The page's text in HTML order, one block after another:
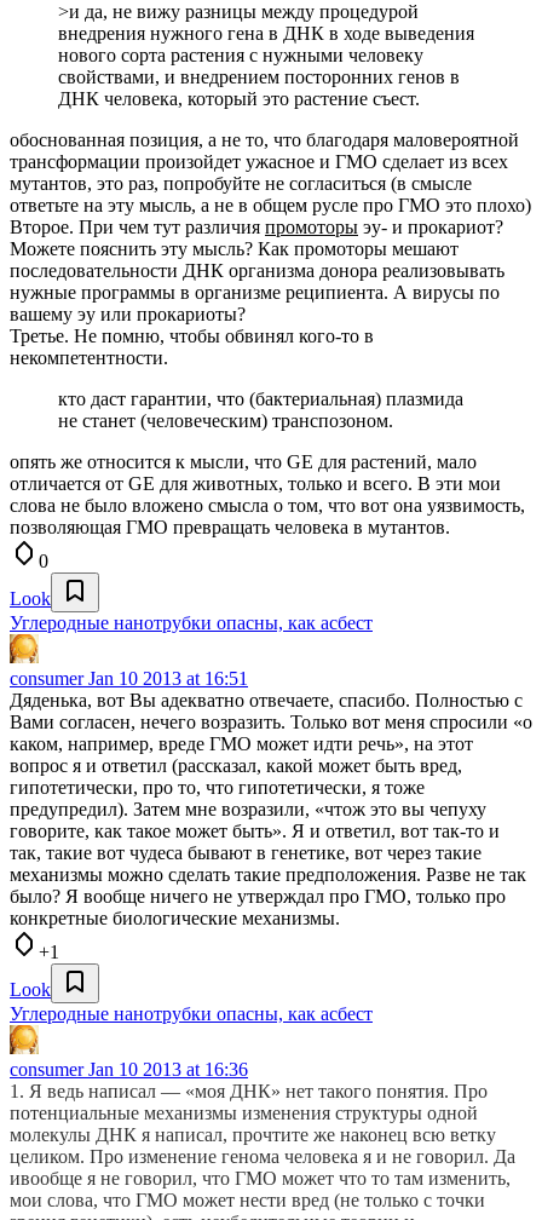
>и да, не вижу разницы между процедурой
внедрения нужного гена в ДНК в ходе выведения
нового сорта растения с нужными человеку
свойствами, и внедрением посторонних генов в
ДНК человека, который это растение съест.
обоснованная позиция, а не то, что благодаря маловероятной
трансформации произойдет ужасное и ГМО сделает из всех
мутантов, это раз, попробуйте не согласиться (в смысле
ответьте на эту мысль, а не в общем русле про ГМО это плохо)
Второе. При чем тут различия промоторы эу- и прокариот?
Можете пояснить эту мысль? Как промоторы мешают
последовательности ДНК организма донора реализовывать
нужные программы в организме реципиента. А вирусы по
вашему эу или прокариоты?
Третье. Не помню, чтобы обвинял кого-то в
некомпетентности.
кто даст гарантии, что (бактериальная) плазмида
не станет (человеческим) транспозоном.
опять же относится к мысли, что GE для растений, мало
отличается от GE для животных, только и всего. В эти мои
слова не было вложено смысла о том, что вот она уязвимость,
позволяющая ГМО превращать человека в мутантов.
0
Look
Углеродные нанотрубки опасны, как асбест
consumerJan 10 2013 at 16:51
Дяденька, вот Вы адекватно отвечаете, спасибо. Полностью с
Вами согласен, нечего возразить. Только вот меня спросили «о
каком, например, вреде ГМО может идти речь», на этот
вопрос я и ответил (рассказал, какой может быть вред,
гипотетически, про то, что гипотетически, я тоже
предупредил). Затем мне возразили, «чтож это вы чепуху
говорите, как такое может быть». Я и ответил, вот так-то и
так, такие вот чудеса бывают в генетике, вот через такие
механизмы можно сделать такие предположения. Разве не так
было? Я вообще ничего не утверждал про ГМО, только про
конкретные биологические механизмы.
+1
Look
Углеродные нанотрубки опасны, как асбест
consumerJan 10 2013 at 16:36
1. Я ведь написал — «моя ДНК» нет такого понятия. Про
потенциальные механизмы изменения структуры одной
молекулы ДНК я написал, прочтите же наконец всю ветку
целиком. Про изменение генома человека я и не говорил. Да
ивообще я не говорил, что ГМО может что то там изменить,
мои слова, что ГМО может нести вред (не только с точки